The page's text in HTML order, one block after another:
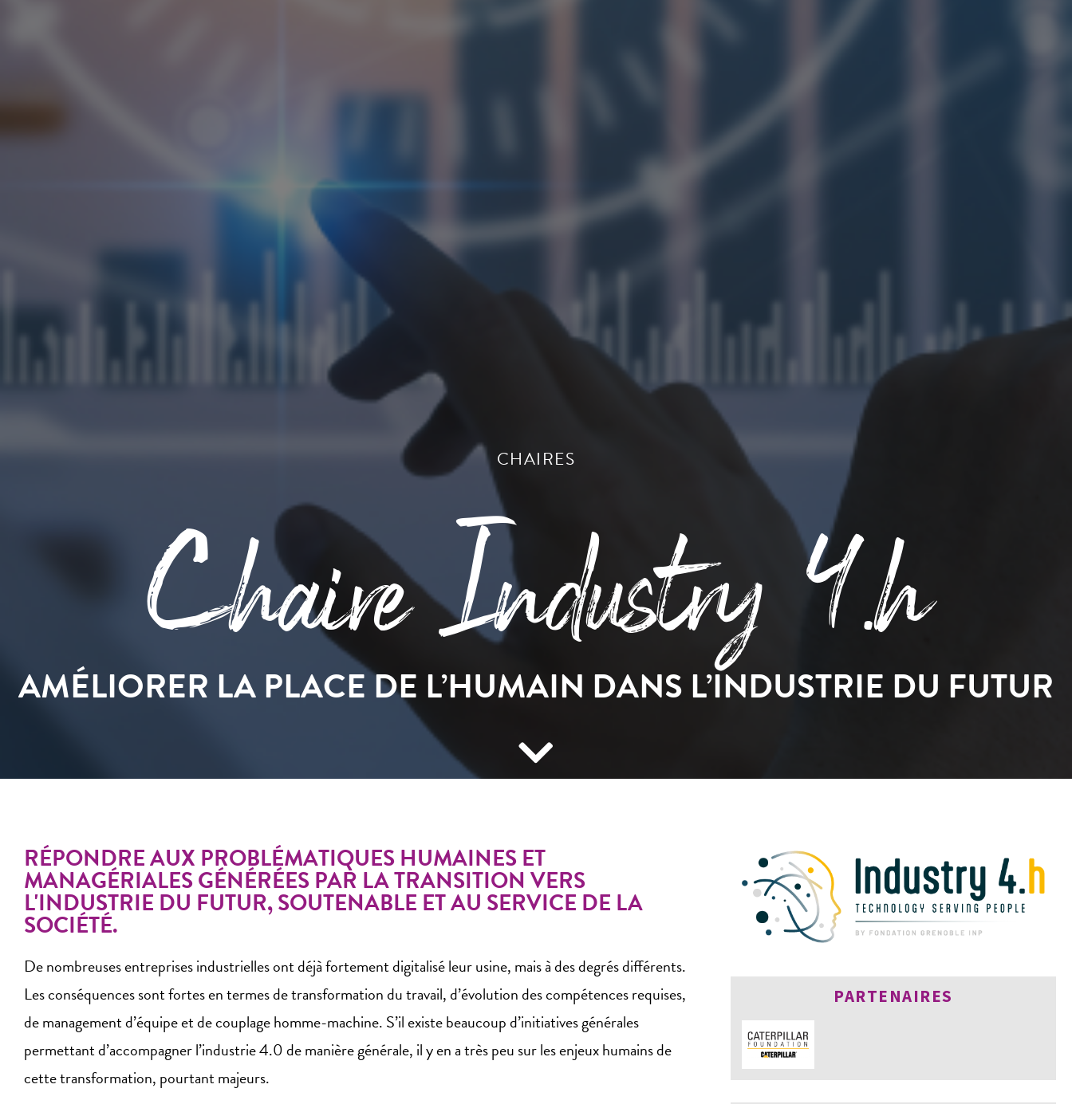
CHAIRES
Chaire Industry 4.h
AMÉLIORER LA PLACE DE L’HUMAIN DANS L’INDUSTRIE DU FUTUR
RÉPONDRE AUX PROBLÉMATIQUES HUMAINES ET
MANAGÉRIALES GÉNÉRÉES PAR LA TRANSITION VERS
L'INDUSTRIE DU FUTUR, SOUTENABLE ET AU SERVICE DE LA
SOCIÉTÉ.
De nombreuses entreprises industrielles ont déjà fortement digitalisé leur usine, mais à des degrés différents.
Les conséquences sont fortes en termes de transformation du travail, d’évolution des compétences requises,
de management d’équipe et de couplage homme-machine. S’il existe beaucoup d’initiatives générales
permettant d’accompagner l’industrie 4.0 de manière générale, il y en a très peu sur les enjeux humains de
cette transformation, pourtant majeurs.
PARTENAIRES